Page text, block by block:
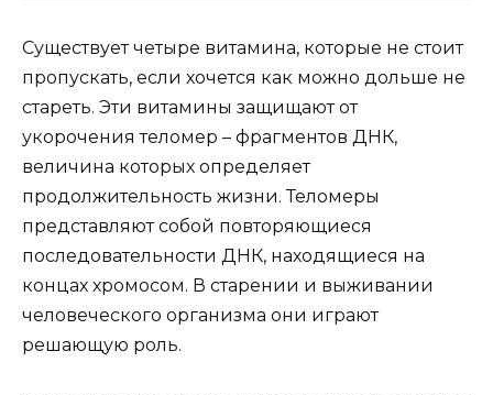
Существует четыре витамина, которые не стоит
пропускать, если хочется как можно дольше не
стареть. Эти витамины защищают от
укорочения теломер – фрагментов ДНК,
величина которых определяет
продолжительность жизни.Теломеры
представляют собой повторяющиеся
последовательности ДНК, находящиеся на
концах хромосом. В старении и выживании
человеческого организма они играют
решающую роль.